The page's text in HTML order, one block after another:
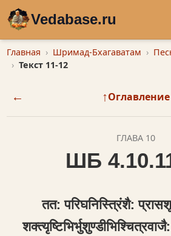
Vedabase.ru
Главная Шримад-Бхагаватам
Текст 11-12
← ↑Оглавление
ГЛАВА 10
ШБ
तत: परिघनिस्त्रिंशै: